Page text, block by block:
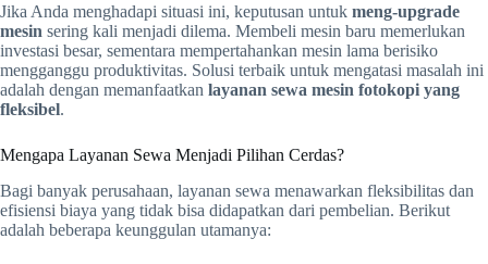
Jika Anda menghadapi situasi ini, keputusan untuk meng-upgrade
mesin sering kali menjadi dilema. Membeli mesin baru memerlukan
investasi besar, sementara mempertahankan mesin lama berisiko
mengganggu produktivitas. Solusi terbaik untuk mengatasi masalah ini
adalah dengan memanfaatkan layanan sewa mesin fotokopi yang
fleksibel.
Mengapa Layanan Sewa Menjadi Pilihan Cerdas?
Bagi banyak perusahaan, layanan sewa menawarkan fleksibilitas dan
efisiensi biaya yang tidak bisa didapatkan dari pembelian. Berikut
adalah beberapa keunggulan utamanya: